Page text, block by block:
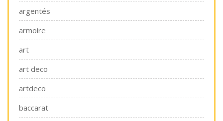
argentés
armoire
art
art deco
artdeco
baccarat